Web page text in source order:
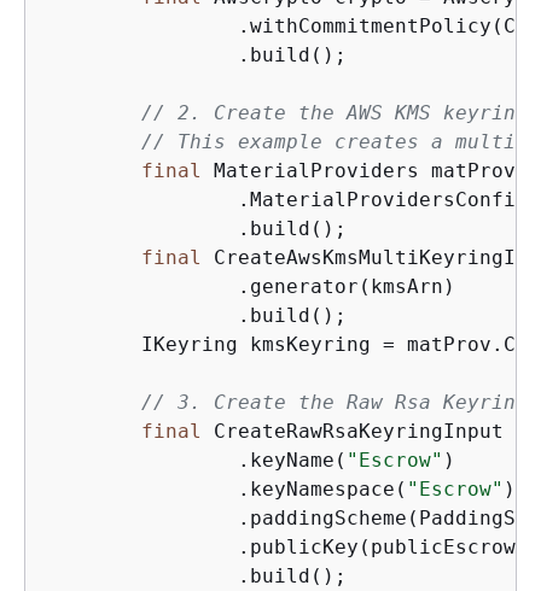
                .build();
// 2. Create the AWS KMS keyring.
// This example creates a multi
final
MaterialProviders
                .build();
final
                .generator(kmsArn)
                .build();
IKeyring kmsKeyring =
// 3. Create the Raw Rsa
final
CreateRawRsaKeyringInput
                .keyName(
"Escrow" )
                .keyNamespace(
"Escrow" )
                .build();